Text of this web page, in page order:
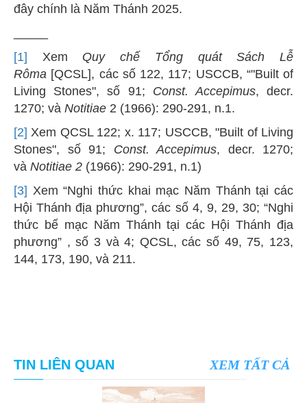
đây chính là Năm Thánh 2025.
[1]
Xem
Quy chế Tổng quát Sách Lễ
Rôma [QCSL], các số 122, 117; USCCB, “"Built of
Living Stones", số 91;
Const. Accepimus, decr.
1270; và Notitiae 2 (1966): 290-291, n.1.
[2] Xem QCSL 122; x. 117; USCCB, "Built of Living
Stones", số 91;
Const. Accepimus, decr. 1270;
và Notitiae 2 (1966): 290-291, n.1)
[3] Xem “Nghi thức khai mạc Năm Thánh tại các
Hội Thánh địa phương”, các số 4, 9, 29, 30; “Nghi
thức bế mạc Năm Thánh tại các Hội Thánh địa
phương” , số 3 và 4; QCSL, các số 49, 75, 123,
144, 173, 190, và 211.
TIN LIÊN QUAN XEM TẤT CẢ